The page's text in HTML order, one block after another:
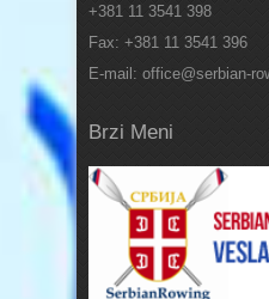
+381 11 3541 398
Fax: +381 11 3541 396
E-mail: office@serbian-
Brzi Meni